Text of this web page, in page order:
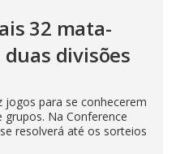
32 mata-
divisões
jogos para se conhecerem
Na Conference
resolverá até os sorteios